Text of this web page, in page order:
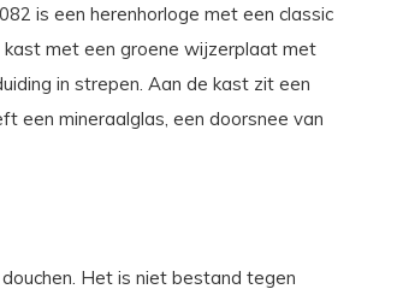
is een herenhorloge met een classic
met een groene wijzerplaat met
in strepen. Aan de kast zit een
een mineraalglas, een doorsnee van
Het is niet bestand tegen